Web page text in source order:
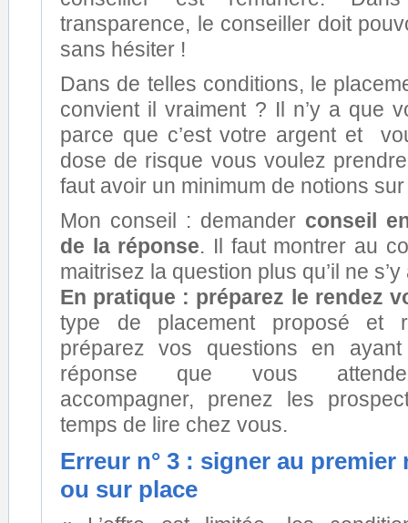
transparence, le conseiller doit
sans hésiter !
Dans de telles conditions, le
convient il vraiment ? Il n’y a que
parce que c’est votre argent et
dose de risque vous voulez
faut avoir un minimum de notions
Mon conseil : demander conseil
de la réponse. Il faut montrer au
maitrisez la question plus qu’il ne s’y
En pratique : préparez le rendez
type de placement proposé et
préparez vos questions en
réponse que vous
accompagner, prenez les
temps de lire chez vous.
Erreur n° 3 : signer au premier
ou sur place